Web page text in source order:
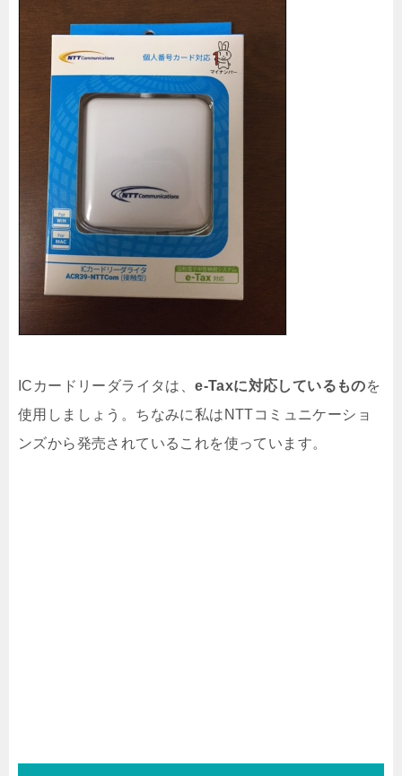
ICカードリーダライタは、e-Taxに対応しているものを
使用しましょう。ちなみに私はNTTコミュニケーショ
ンズから発売されているこれを使っています。